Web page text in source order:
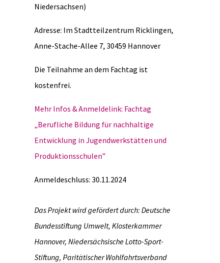
Niedersachsen)
Adresse: Im Stadtteilzentrum Ricklingen,
Anne-Stache-Allee 7, 30459 Hannover
Die Teilnahme an dem Fachtag ist
kostenfrei.
Mehr Infos & Anmeldelink: Fachtag
„Berufliche Bildung für nachhaltige
Entwicklung in Jugendwerkstätten und
Produktionsschulen”
Anmeldeschluss: 30.11.2024
Das Projekt wird gefördert durch: Deutsche
Bundesstiftung Umwelt, Klosterkammer
Hannover, Niedersächsische Lotto-Sport-
Stiftung, Paritätischer Wohlfahrtsverband